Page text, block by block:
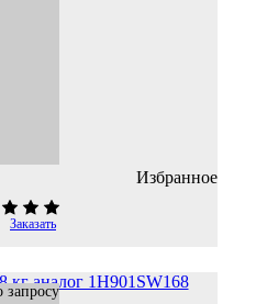
Избранное
Заказать
кг аналог 1H901SW168
запросу